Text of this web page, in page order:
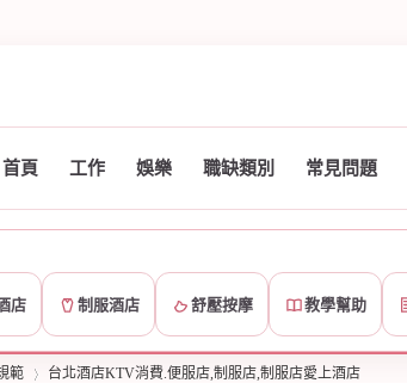
首頁 工作 娛樂 職缺類別 常見問題
店 制服酒店 舒壓按摩 教學幫助
範 台北酒店KTV消費.便服店,制服店,制服店愛上酒店